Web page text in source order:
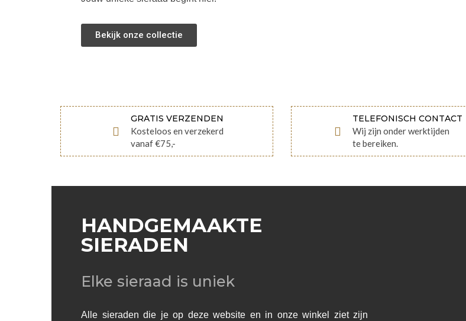
Bekijk onze collectie
GRATIS VERZENDEN
Kosteloos en verzekerd
vanaf €75,-
TELEFONISCH CONTACT
Wij zijn onder werktijden
te bereiken.
HANDGEMAAKTE
SIERADEN
Elke sieraad is uniek
Alle sieraden die je op deze website en in onze winkel ziet zijn